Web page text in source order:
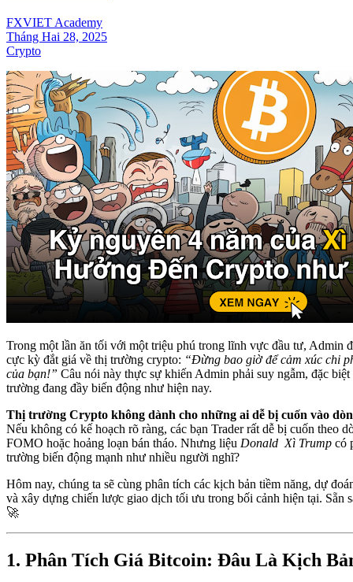
FXVIET Academy
Tháng Hai 28, 2025
Crypto
Trong một lần ăn tối với một triệu phú trong lĩnh vực đầu tư, Admin
cực kỳ đắt giá về thị trường crypto: “Đừng bao giờ để cảm xúc chi
của bạn!” Câu nói này thực sự khiến Admin phải suy ngẫm, đặc
trường đang đầy biến động như hiện nay.
Thị trường Crypto không dành cho những ai dễ bị cuốn vào
Nếu không có kế hoạch rõ ràng, các bạn Trader rất dễ bị cuốn theo
FOMO hoặc hoảng loạn bán tháo. Nhưng liệu Donald Xì Trump có
trường biến động mạnh như nhiều người nghĩ?
Hôm nay, chúng ta sẽ cùng phân tích các kịch bản tiềm năng, dự
và xây dựng chiến lược giao dịch tối ưu trong bối cảnh hiện tại. Sẵn
🚀
1. Phân Tích Giá Bitcoin: Đâu Là Kịch